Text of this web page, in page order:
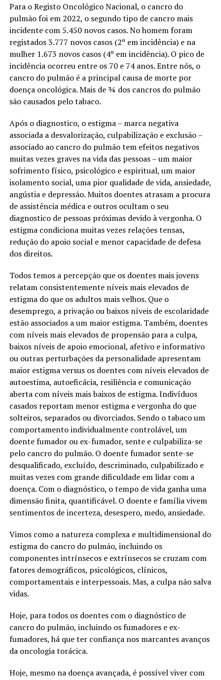
Para o Registo Oncológico Nacional, o cancro do
pulmão foi em 2022, o segundo tipo de cancro mais
incidente com 5.450 novos casos. No homem foram
registados 3.777 novos casos (2º em incidência) e na
mulher 1.673 novos casos (4º em incidência). O pico de
incidência ocorreu entre os 70 e 74 anos. Entre nós, o
cancro do pulmão é a principal causa de morte por
doença oncológica. Mais de ¾ dos cancros do pulmão
são causados pelo tabaco.
Após o diagnostico, o estigma – marca negativa
associada a desvalorização, culpabilização e exclusão –
associado ao cancro do pulmão tem efeitos negativos
muitas vezes graves na vida das pessoas – um maior
sofrimento físico, psicológico e espiritual, um maior
isolamento social, uma pior qualidade de vida, ansiedade,
angústia e depressão. Muitos doentes atrasam a procura
de assistência médica e outros ocultam o seu
diagnostico de pessoas próximas devido à vergonha. O
estigma condiciona muitas vezes relações tensas,
redução do apoio social e menor capacidade de defesa
dos direitos.
Todos temos a percepção que os doentes mais jovens
relatam consistentemente níveis mais elevados de
estigma do que os adultos mais velhos. Que o
desemprego, a privação ou baixos níveis de escolaridade
estão associados a um maior estigma. Também, doentes
com níveis mais elevados de propensão para a culpa,
baixos níveis de apoio emocional, afetivo e informativo
ou outras perturbações da personalidade apresentam
maior estigma versus os doentes com níveis elevados de
autoestima, autoeficácia, resiliência e comunicação
aberta com níveis mais baixos de estigma. Indivíduos
casados reportam menor estigma e vergonha do que
solteiros, separados ou divorciados. Sendo o tabaco um
comportamento individualmente controlável, um
doente fumador ou ex-fumador, sente e culpabiliza-se
pelo cancro do pulmão. O doente fumador sente-se
desqualificado, excluído, descriminado, culpabilizado e
muitas vezes com grande dificuldade em lidar com a
doença. Com o diagnóstico, o tempo de vida ganha uma
dimensão finita, quantificável. O doente e família vivem
sentimentos de incerteza, desespero, medo, ansiedade.
Vimos como a natureza complexa e multidimensional do
estigma do cancro do pulmão, incluindo os
componentes intrínsecos e extrínsecos se cruzam com
fatores demográficos, psicológicos, clínicos,
comportamentais e interpessoais. Mas, a culpa não salva
vidas.
Hoje, para todos os doentes com o diagnóstico de
cancro do pulmão, incluindo os fumadores e ex-
fumadores, há que ter confiança nos marcantes avanços
da oncologia torácica.
Hoje, mesmo na doença avançada, é possível viver com